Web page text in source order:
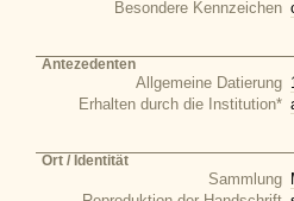
Besondere Kennzeichen
Antezedenten
Allgemeine Datierung
Erhalten durch die Institution*
Ort / Identität
Sammlung